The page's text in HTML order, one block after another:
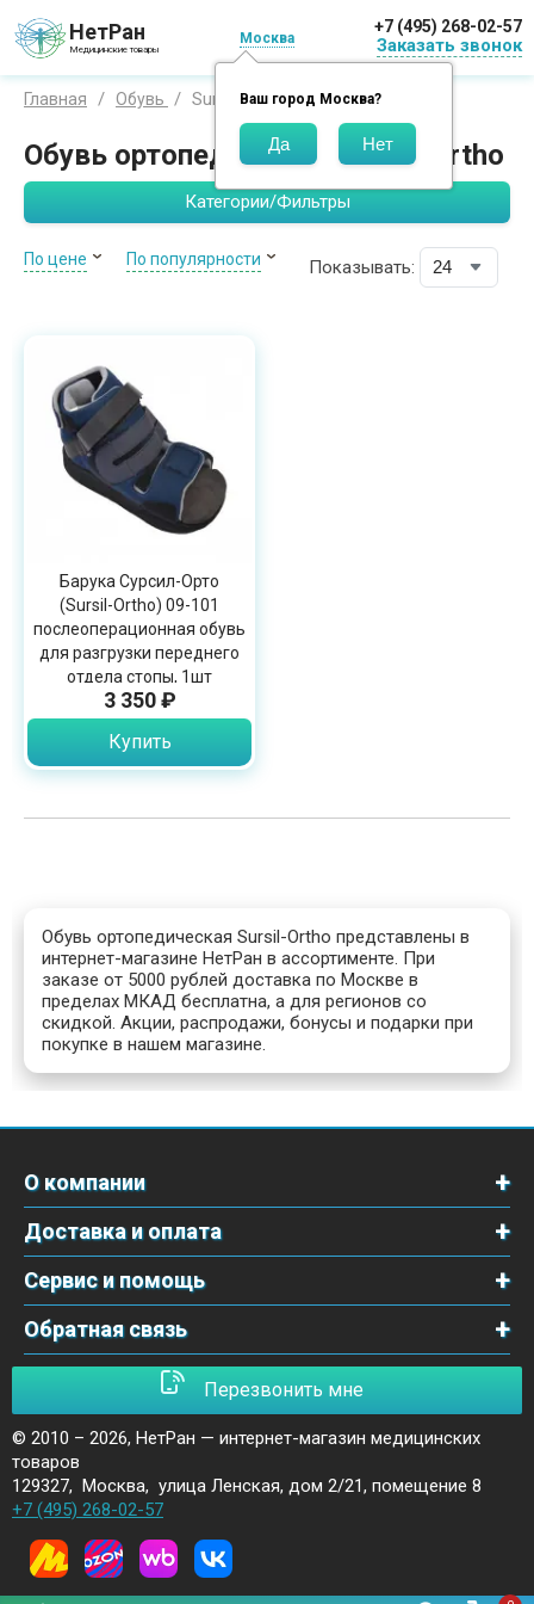
НетРан
Медицинские товары
Москва
Ваш город Москва?
+7 (495) 268-02-57
Заказать звонок
Главная Обувь Sursil-Ortho
Обувь ортопедическая Sursil-Ortho
Категории/Фильтры
По цене По популярности Показывать:
Барука Сурсил-Орто
(Sursil-Ortho) 09-101
послеоперационная обувь
для разгрузки переднего
отдела стопы, 1шт
3 350 ₽
Купить
Обувь ортопедическая Sursil-Ortho представлены в
интернет-магазине НетРан в ассортименте. При
заказе от 5000 рублей доставка по Москве в
пределах МКАД бесплатна, а для регионов со
скидкой. Акции, распродажи, бонусы и подарки при
покупке в нашем магазине.
О компании
Доставка и оплата
Сервис и помощь
Обратная связь
Перезвонить мне
© 2010 – 2026, НетРан — интернет-магазин медицинских
товаров
129327, Москва, улица Ленская, дом 2/21, помещение 8
+7 (495) 268-02-57